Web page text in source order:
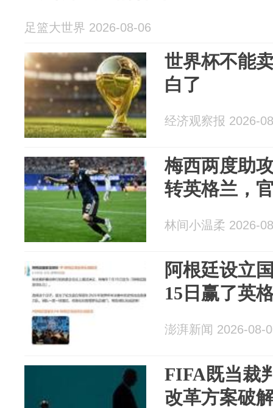
足篮大世界 2026-08-06
世界杯不能
白了
经济观察报 2026-
梅西两度助
转英格兰，
林间小温柔 2026-
阿根廷设立
15日赢了英
澎湃新闻 2026-08-
FIFA既当裁
改革方案破